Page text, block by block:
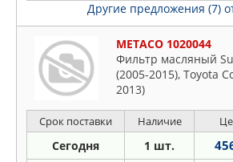
Другие предложения (7)
METACO 1020044
Фильтр масляный
(2005-2015), Toyota
2013)
Срок поставки Наличие
Сегодня 1 шт.